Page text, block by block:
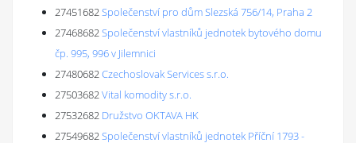
27451682Společenství pro dům Slezská 756/14, Praha 2
27468682Společenství vlastníků jednotek bytového domu
čp. 995, 996 v Jilemnici
27480682Czechoslovak Services s.r.o.
27503682Vital komodity s.r.o.
27532682 Družstvo OKTAVA HK
27549682Společenství vlastníků jednotek Příční 1793 -